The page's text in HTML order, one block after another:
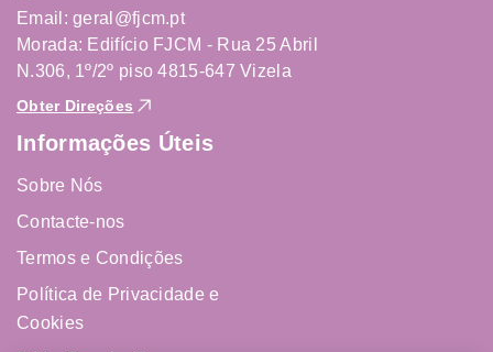
Email: geral@fjcm.pt
Morada: Edifício FJCM - Rua 25 Abril
N.306, 1º/2º piso 4815-647 Vizela
Obter Direções
Informações Úteis
Sobre Nós
Contacte-nos
Termos e Condições
Política de Privacidade e
Cookies